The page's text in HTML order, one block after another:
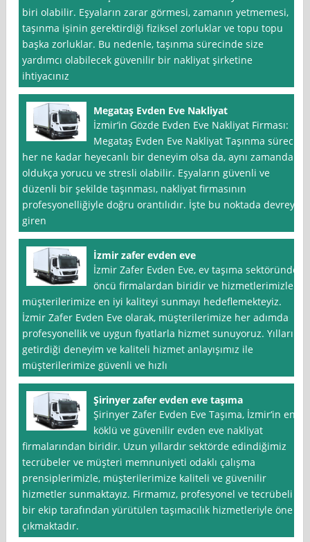
biri olabilir. Eşyaların zarar görmesi, zamanın yetmemesi,
taşınma işinin gerektirdiği fiziksel zorluklar ve topu topu
başka zorluklar. Bu nedenle, taşınma sürecinde size
yardımcı olabilecek güvenilir bir nakliyat şirketine
ihtiyacınız
Megataş Evden Eve Nakliyat
İzmir‘in Gözde Evden Eve Nakliyat Firması:
Megataş Evden Eve Nakliyat Taşınma süreci
her ne kadar heyecanlı bir deneyim olsa da, aynı zamanda
oldukça yorucu ve stresli olabilir. Eşyaların güvenli ve
düzenli bir şekilde taşınması, nakliyat firmasının
profesyonelliğiyle doğru orantılıdır. İşte bu noktada devreye
giren
İzmir zafer evden eve
İzmir Zafer Evden Eve, ev taşıma sektöründe
öncü firmalardan biridir ve hizmetlerimizle
müşterilerimize en iyi kaliteyi sunmayı hedeflemekteyiz.
İzmir Zafer Evden Eve olarak, müşterilerimize her adımda
profesyonellik ve uygun fiyatlarla hizmet sunuyoruz. Yılların
getirdiği deneyim ve kaliteli hizmet anlayışımız ile
müşterilerimize güvenli ve hızlı
Şirinyer zafer evden eve taşıma
Şirinyer Zafer Evden Eve Taşıma, İzmir‘in en
köklü ve güvenilir evden eve nakliyat
firmalarından biridir. Uzun yıllardır sektörde edindiğimiz
tecrübeler ve müşteri memnuniyeti odaklı çalışma
prensiplerimizle, müşterilerimize kaliteli ve güvenilir
hizmetler sunmaktayız. Firmamız, profesyonel ve tecrübeli
bir ekip tarafından yürütülen taşımacılık hizmetleriyle öne
çıkmaktadır.